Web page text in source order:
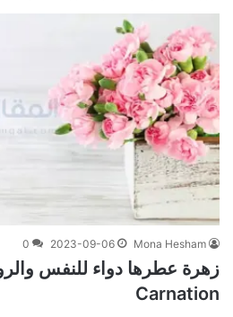
Mona Hesham
2023-09-06
0
زهرة عطرها دواء للنفس
Carnation